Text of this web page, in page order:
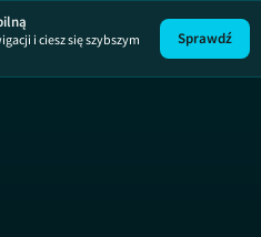
i ciesz się szybszym
Sprawdź